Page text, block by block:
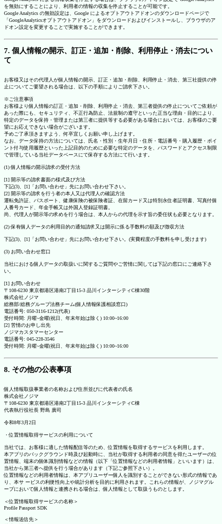
を無効にすることにより、利用者の情報の収集を停止することが可能です。
Google Analytics の無効設定は、Google によるオプトアウトアドオンのダウンロードページで
「GoogleAnalyticsオプトアウトアドオン」をダウンロードおよびインストールし、ブラウザのア
ドオン設定を変更することで実施することができます。
7. 個人情報の開示、訂正・追加・削除、利用停止・消去につい
て
お客様又はその代理人が個人情報の開示、訂正・追加・削除、利用停止・消去、第三社提供の停
止についてご要望される場合は、以下の手順によりご請求下さい。
※ご注意事項
お客様より個人情報の訂正・追加・削除、利用停止・消去、第三者提供の停止についてご依頼が
あった際にも、セキュリティ、不正行為防止、法規制の遵守といった正当な理由・目的により、
特定のデータを保持・管理または第三者に提供等する必要がある場合においては、お客様のご要
望にお応えできない場合がございます。
予めご了承頂きますよう、何卒宜しくお願い申し上げます。
なお、データ保持の方法については、氏名・性別・生年月日・住所・電話番号・購入履歴・ポイ
ント付与使用履歴といった上記目的のために必要な特定のデータを、パスワードとアクセス制限
で管理している当社データベースにて保存する方法にて行います。
(1) 個人情報の開示請求の受付方法
[1] 開示等の請求書面の様式及び方法
下記(3)、[1]「お問い合わせ」先にお問い合わせ下さい。
[2] 開示等の請求を行う者の本人又は代理人の確認方法
運転免許証、パスポート、健康保険の被保険者証、在留カード又は特別永住者証明書、写真付個
人番号カード、年金手帳又は外国人登録証明書。
尚、代理人が開示等の求めを行う場合は、本人からの代理を示す旨の委任状も必要となります。
(2) 保有個人データの利用目的の通知請求又は開示に係る手数料の額及び徴収方法
下記(3)、[1]「お問い合わせ」先にお問い合わせ下さい。(実費程度の手数料を申し受けます)
(3) お問い合わせ窓口
当社における個人データの取扱いに関するご質問やご苦情に関しては下記の窓口にご連絡下さ
い。
[1] お問い合わせ
〒108-6230 東京都港区港南2丁目15-3 品川インターシティC棟30階
株式会社ノジマ
総務部/総務グループ法務チーム(個人情報保護相談窓口)
電話番号: 050-3116-1212(代表)
受付時間: 月曜~金曜(祝日、年末年始は除く) 10:00~16:00
[2] 苦情のお申し出先
ノジマカスタマーセンター
電話番号: 045-228-3546
受付時間: 月曜~金曜(祝日、年末年始は除く) 10:00~16:00
8. その他の公表事項
個人情報取扱事業者の名称および住所並びに代表者の氏名
株式会社ノジマ
〒108-6230 東京都港区港南2丁目15-3 品川インターシティC棟
代表執行役社長 野島 廣司
令和8年3月2日
・位置情報取得サービスの利用について
当社では、お客様に適した情報配信等のため、位置情報を取得するサービスを利用します。
本アプリのバックグラウンド時及び起動時に、当社が取得する利用者の同意を得たユーザーの位
置情報、端末の個体識別情報などの情報（以下「位置情報などの利用者情報」といいます）は、
当社から第三者へ提供を行う場合があります（下記ご参照下さい）。
位置情報などの利用者情報は、本アプリユーザー個人を識別することができない形式の情報であ
り、本サ ービスの利便性向上や統計分析を目的に利用されます。これらの情報が、ノジマグル
ープにおいて個人情報と連携される場合は、個人情報として取扱うものとします。
＜位置情報取得サービスの名称＞
Profile Passport SDK
＜情報送信先＞